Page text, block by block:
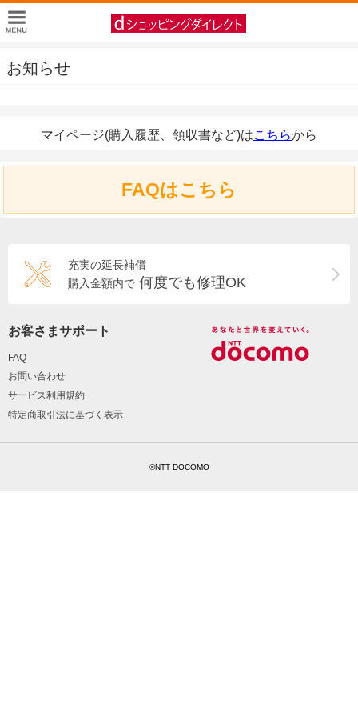
お知らせ
マイページ(購入履歴、領収書など)はこちらから
FAQはこちら
充実の延長補償
購入金額内で 何度でも修理OK
お客さまサポート
FAQ
お問い合わせ
サービス利用規約
特定商取引法に基づく表示
©NTT DOCOMO